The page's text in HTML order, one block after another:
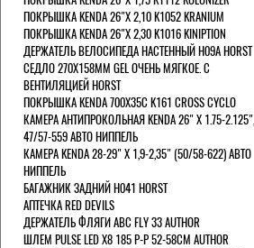
ПОКРЫШКА KENDA 26"Х 2,10 K1052 KRANIUM
ПОКРЫШКА KENDA 26"Х 2,30 K1016 KINIPTION
ДЕРЖАТЕЛЬ ВЕЛОСИПЕДА НАСТЕННЫЙ H09A HORST
СЕДЛО 270Х158ММ GEL ОЧЕНЬ МЯГКОЕ. С
ВЕНТИЛЯЦИЕЙ HORST
ПОКРЫШКА KENDA 700Х35С K161 CROSS CYCLO
КАМЕРА АНТИПРОКОЛЬНАЯ KENDA 26" Х 1.75-2.125",
47/57-559 АВТО НИППЕЛЬ
КАМЕРА KENDA 28-29" Х 1,9-2,35" (50/58-622) АВТО
НИППЕЛЬ
БАГАЖНИК ЗАДНИЙ H041 HORST
АПТЕЧКА RED DEVILS
ДЕРЖАТЕЛЬ ФЛЯГИ АВС FLY 33 AUTHOR
ШЛЕМ PULSE LED X8 185 Р-Р 52-58СМ AUTHOR